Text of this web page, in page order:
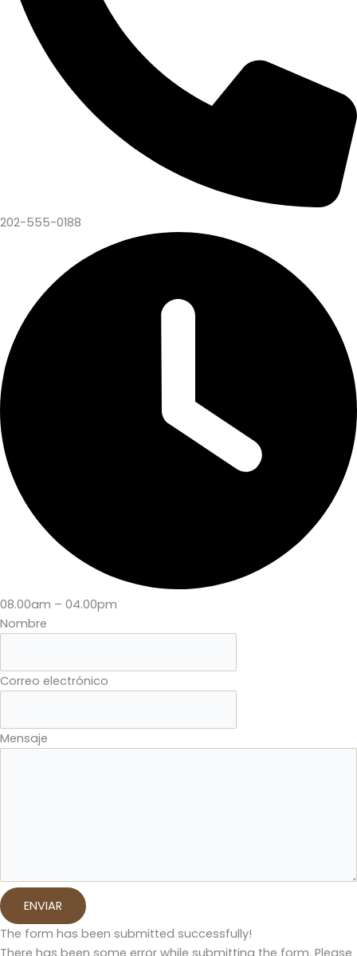
202-555-0188
08.00am – 04.00pm
Nombre
Correo electrónico
Mensaje
ENVIAR
The form has been submitted successfully!